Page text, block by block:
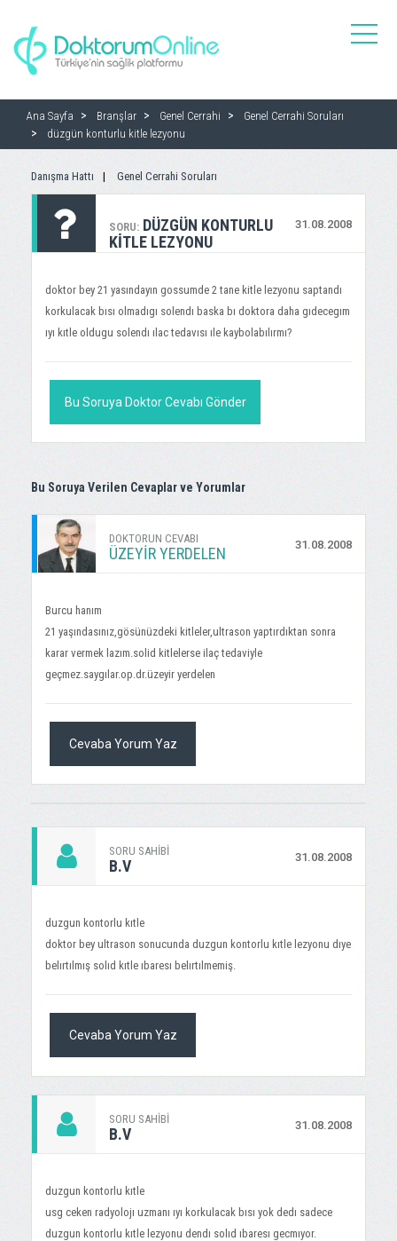
toggle
Ana Sayfa Branşlar Genel Cerrahi
Genel Cerrahi Soruları
düzgün konturlu kitle lezyonu
Danışma Hattı Genel Cerrahi Soruları
SORU: 31.08.2008
DÜZGÜN KONTURLU
KITLE LEZYONU
doktor bey 21 yasındayın gossumde 2 tane kitle lezyonu saptandı
korkulacak bısı olmadıgı solendı baska bı doktora daha gıdecegım
ıyı kıtle oldugu solendı ılac tedavısı ıle kaybolabılırmı?
Bu Soruya Doktor Cevabı Gönder
Bu Soruya Verilen Cevaplar ve Yorumlar
DOKTORUN CEVABI
ÜZEYIR YERDELEN 31.08.2008
Burcu hanım
21 yaşındasınız,gösünüzdeki kitleler,ultrason yaptırdıktan sonra
karar vermek lazım.solid kitlelerse ilaç tedaviyle
geçmez.saygılar.op.dr.üzeyir yerdelen
Cevaba Yorum Yaz
SORU SAHIBI
B.V 31.08.2008
duzgun kontorlu kıtle
doktor bey ultrason sonucunda duzgun kontorlu kıtle lezyonu dıye
belırtılmış solıd kıtle ıbaresı belırtılmemiş.
Cevaba Yorum Yaz
SORU SAHIBI
B.V 31.08.2008
duzgun kontorlu kıtle
usg ceken radyolojı uzmanı ıyı korkulacak bısı yok dedı sadece
duzgun kontorlu kıtle lezyonu dendı solıd ıbaresı gecmıyor.